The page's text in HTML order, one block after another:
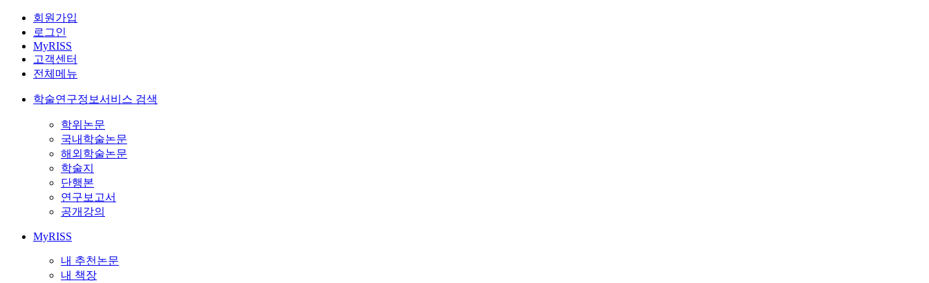
회원가입
로그인
MyRISS
고객센터
전체메뉴
학술연구정보서비스 검색
학위논문
국내학술논문
해외학술논문
학술지
단행본
연구보고서
공개강의
MyRISS
내 추천논문
내 책장